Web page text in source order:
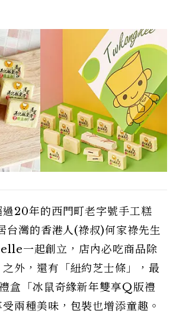
過20年的西門町老字號手工糕
台灣的香港人(祿叔)何家祿先生
一起創立，店內必吃商品除
外，還有「紐約芝士條」，最
盒「冰鼠奇緣新年雙享Q版禮
兩種美味，包裝也增添童趣。